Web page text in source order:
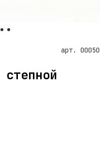
арт. 00050